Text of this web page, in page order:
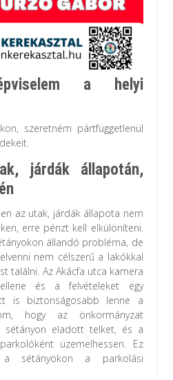
a helyi
szeretném pártfüggetlenül
járdák állapotán,
az utak, járdák állapota nem
erre pénzt kell elkülöníteni.
állandó probléma, de
nem célszerű a lakókkal
találni. Az Akácfa utca kamera
és a felvételeket egy
is biztonságosabb lenne a
hogy az önkormányzat
eladott telket, és a
üzemelhessen. Ez
a sétányokon a parkolási